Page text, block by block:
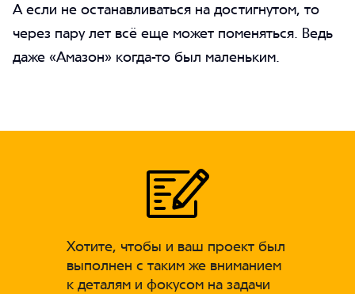
А если не останавливаться на достигнутом, то
через пару лет всё еще может поменяться. Ведь
даже «Амазон» когда-то был маленьким.
Хотите, чтобы и ваш проект был
выполнен с таким же вниманием
к деталям и фокусом на задачи